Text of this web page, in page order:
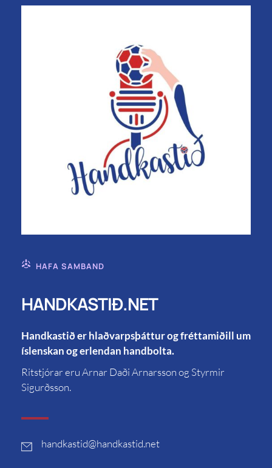
HAFA SAMBAND
HANDKASTIÐ.NET
Handkastið er hlaðvarpsþáttur og fréttamiðill um
íslenskan og erlendan handbolta.
Ritstjórar eru Arnar Daði Arnarsson og Styrmir
Sigurðsson.
handkastid@handkastid.net